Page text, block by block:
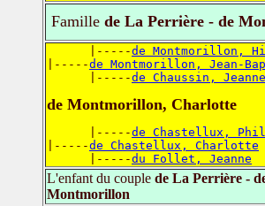
Famillede La Perrière - de
      |-----
de Montmorillon,
|-----de Montmorillon, Jean-
      |-----
de Chaussin, Jeanne
de Montmorillon, Charlotte
      |-----
de Chastellux,
|-----de Chastellux, Charlotte
      |-----
du Follet, Jeanne
L'enfant du couple de La Perrière -
Montmorillon